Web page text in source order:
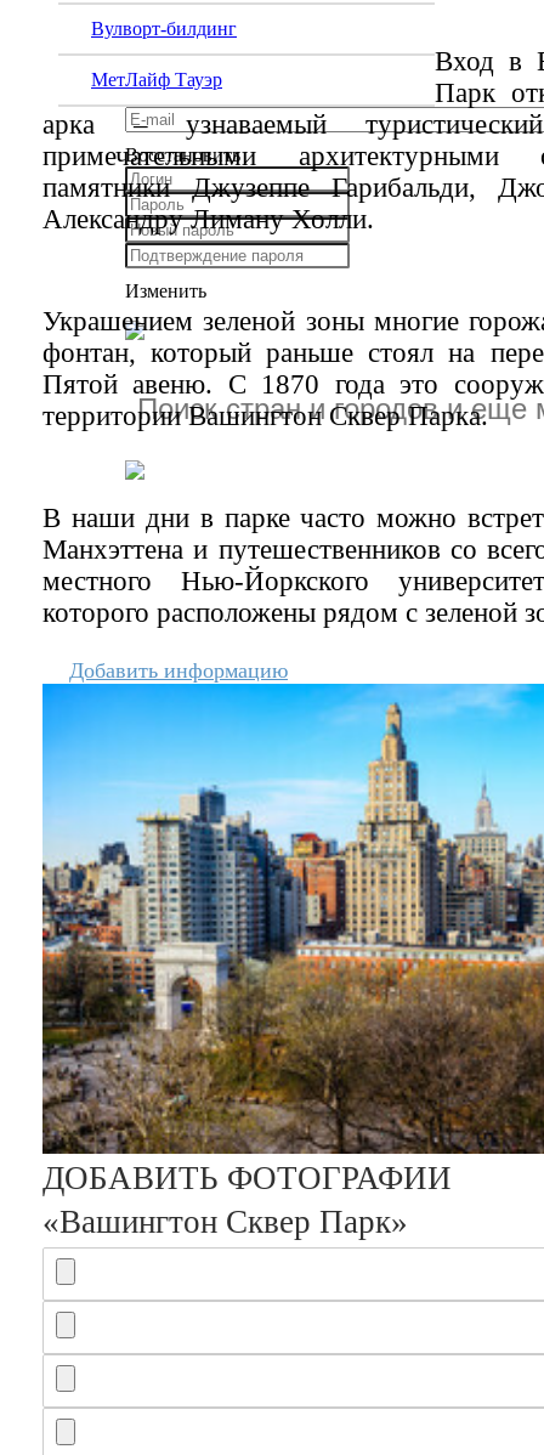
Вулворт-билдинг
МетЛайф Тауэр
Восстановить
Изменить
Вход в
Парк
арка – узнаваемый
примечательными архитектурными
памятники Джузеппе Гарибальди,
Александру Лиману Холли.
Украшением зеленой зоны многие
фонтан, который раньше стоял на
Пятой авеню. С 1870 года это
территории Вашингтон Сквер Парка.
В наши дни в парке часто можно
Манхэттена и путешественников со
местного Нью-Йоркского
которого расположены рядом с зеленой
Добавить информацию
ДОБАВИТЬ ФОТОГРАФИИ
«Вашингтон Сквер Парк»